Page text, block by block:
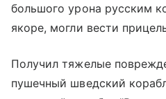
большого урона русским
якоре, могли вести
Получил тяжелые
пушечный шведский